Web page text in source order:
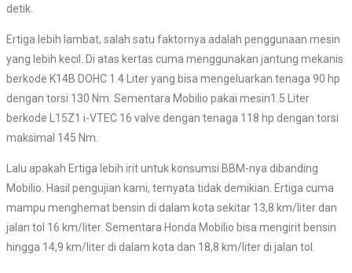
detik.
Ertiga lebih lambat, salah satu faktornya adalah penggunaan mesin
yang lebih kecil. Di atas kertas cuma menggunakan jantung mekanis
berkode K14B DOHC 1.4 Liter yang bisa mengeluarkan tenaga 90 hp
dengan torsi 130 Nm. Sementara Mobilio pakai mesin1.5 Liter
berkode L15Z1 i-VTEC 16 valve dengan tenaga 118 hp dengan torsi
maksimal 145 Nm.
Lalu apakah Ertiga lebih irit untuk konsumsi BBM-nya dibanding
Mobilio. Hasil pengujian kami, ternyata tidak demikian. Ertiga cuma
mampu menghemat bensin di dalam kota sekitar 13,8 km/liter dan
jalan tol 16 km/liter. Sementara Honda Mobilio bisa mengirit bensin
hingga 14,9 km/liter di dalam kota dan 18,8 km/liter di jalan tol.